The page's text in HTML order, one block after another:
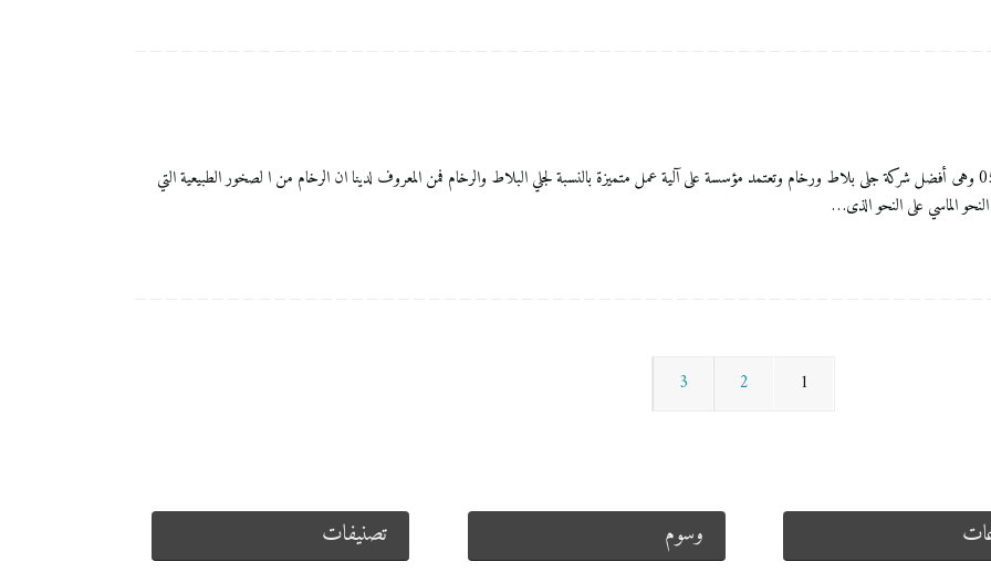
جلي ارضيات بالقصيم شركة الشام ماربل للعناية بالمنزل 0556083761 وهى أفضل شركة جلى بلاط ورخام وتعتمد مؤسسة على آلية عمل متميزة بالنسبة لجلي البلاط والرخام فمن المعروف لدينا ان الرخام من ا لصخور الطبيعية التي
الماسي على النحو الذى…
1
2
3
تصنيفات وسوم